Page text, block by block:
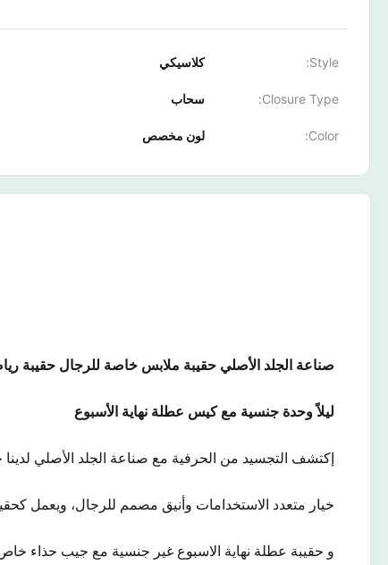
Style: كلاسيكي
Closure Type: سحاب
Color: لون مخصص
صناعة الجلد الأصلي حقيبة ملابس خاصة للرجال حقيبة
ليلاً وحدة جنسية مع كيس عطلة نهاية الأسبوع
إكتشف التجسيد من الحرفية مع صناعة الجلد الأصلي
خيار متعدد الاستخدامات وأنيق مصمم للرجال، ويعمل
و حقيبة عطلة نهاية الاسبوع غير جنسية مع جيب حذاء